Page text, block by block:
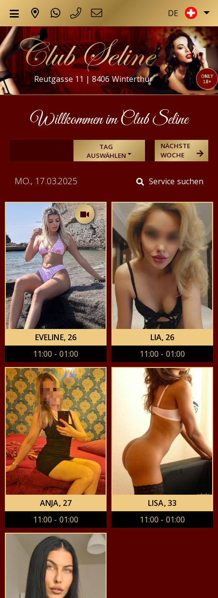
DE
Reutgasse 11 | 8406 Winterthur
Willkommen im Club Seline
TAG
AUSWÄHLEN
NÄCHSTE
WOCHE
MO., 17.03.2025 Service suchen
EVELINE, 26
11:00 - 01:00
LIA, 26
11:00 - 01:00
ANJA, 27
11:00 - 01:00
LISA, 33
11:00 - 01:00